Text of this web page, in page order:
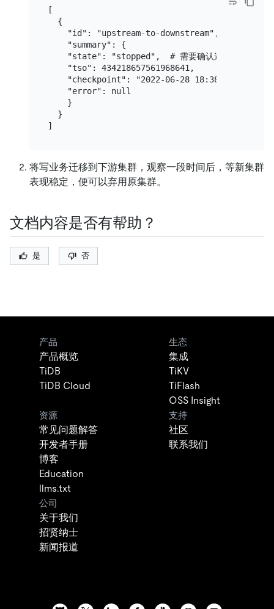
[
  {
    "id": "upstream-to-downstream",
    "summary": {
"state": "stopped",  # 需要确认这里的状态为
    "tso": 434218657561968641,
"checkpoint": "2022-06-28 18:38:45.685", #
    "error": null
    }
  }
将写业务迁移到下游集群，观察一段时间后，等新集群
表现稳定，便可以弃用原集群。
文档内容是否有帮助？
是 否
产品
产品概览
TiDB
TiDB Cloud
生态
集成
TiKV
TiFlash
OSS Insight
资源
常见问题解答
开发者手册
博客
Education
llms.txt
支持
社区
联系我们
公司
关于我们
招贤纳士
新闻报道